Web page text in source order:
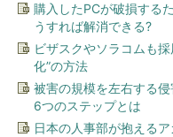
購入したPCが破損する
うすれば解消できる?
ビザスクやソラコムも
化”の方法
被害の規模を左右する
6つのステップとは
日本の人事部が抱える